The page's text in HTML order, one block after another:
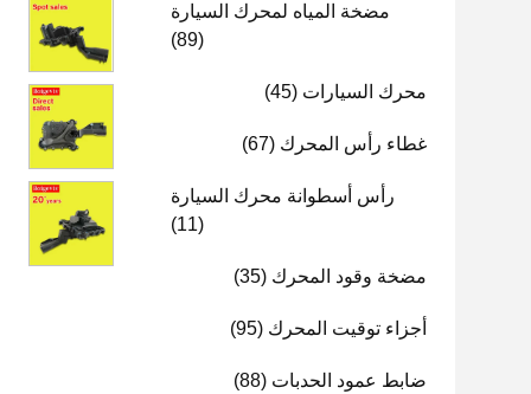
مضخة المياه لمحرك السيارة
(89)
محرك السيارات (45)
غطاء رأس المحرك (67)
رأس أسطوانة محرك السيارة
(11)
مضخة وقود المحرك (35)
أجزاء توقيت المحرك (95)
ضابط عمود الحدبات (88)